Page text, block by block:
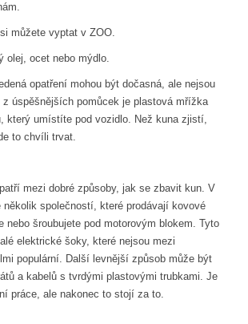
můžete vyptat v ZOO.
olej, ocet nebo mýdlo.
opatření mohou být dočasná, ale nejsou
z úspěšnějších pomůcek je plastová mřížka
který umístíte pod vozidlo. Než kuna zjistí,
to chvíli trvat.
mezi dobré způsoby, jak se zbavit kun. V
několik společností, které prodávají kovové
nebo šroubujete pod motorovým blokem. Tyto
elektrické šoky, které nejsou mezi
populární. Další levnější způsob může být
a kabelů s tvrdými plastovými trubkami. Je
práce, ale nakonec to stojí za to.